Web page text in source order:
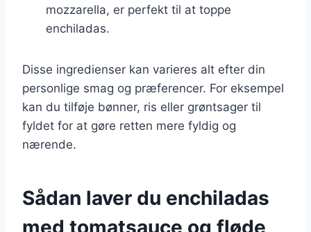
mozzarella, er perfekt til at toppe
enchiladas.
Disse ingredienser kan varieres alt efter din
personlige smag og præferencer. For eksempel
kan du tilføje bønner, ris eller grøntsager til
fyldet for at gøre retten mere fyldig og
nærende.
Sådan laver du enchiladas
med tomatsauce og fløde